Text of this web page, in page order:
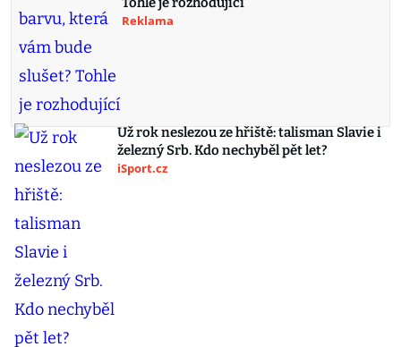
Reklama
Už rok neslezou ze hřiště: talisman Slavie i
železný Srb. Kdo nechyběl pět let?
iSport.cz